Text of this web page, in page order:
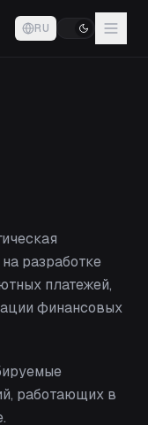
RU
разработке
платежей,
финансовых
работающих в